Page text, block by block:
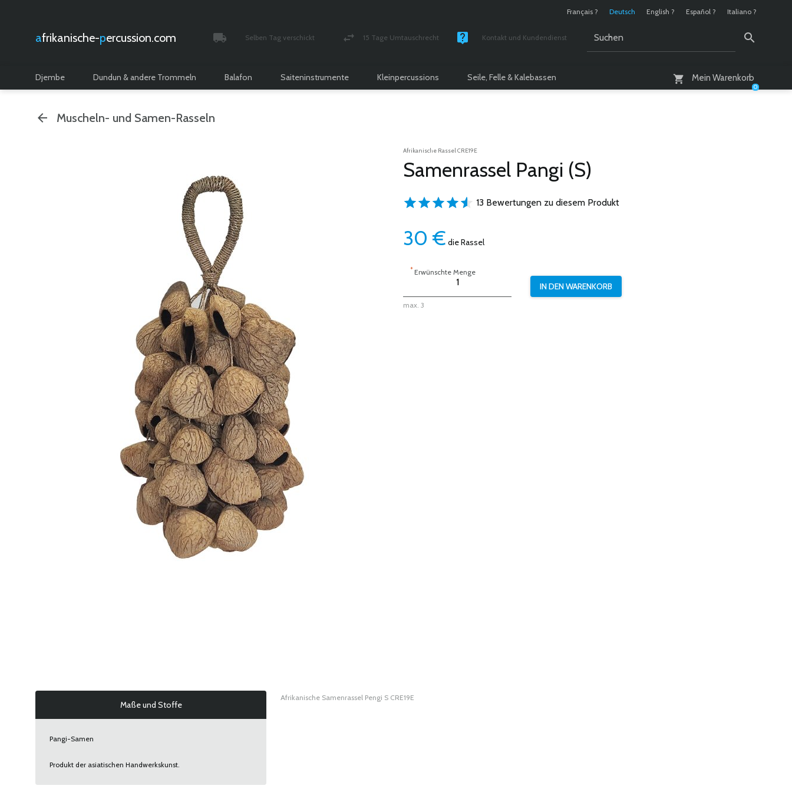
Français ? Deutsch English ? Español ? Italiano ?
afrikanische- percussion.com Selben Tag verschickt 15 Tage Umtauschrecht Kontakt und Kundendienst
Mein Warenkorb
0
Djembe Dundun & andere Trommeln Balafon Saiteninstrumente Kleinpercussions Seile, Felle & Kalebassen
Muscheln- und Samen-Rasseln
Afrikanische Rassel CRE19E
Samenrassel Pangi (S)
13 Bewertungen zu diesem Produkt
30 € die Rassel
*Erwünschte Menge
max. 3
Maße und Stoffe
Pangi-Samen
Produkt der asiatischen Handwerkskunst.
Afrikanische Samenrassel Pengi S CRE19E